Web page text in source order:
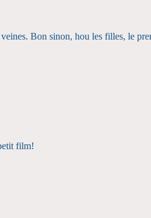
Bon sinon, hou les filles, le
film!